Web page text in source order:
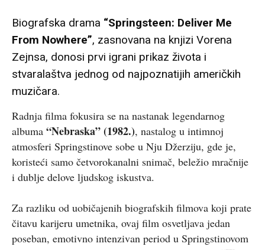
Biografska drama “Springsteen: Deliver Me
From Nowhere”, zasnovana na knjizi Vorena
Zejnsa, donosi prvi igrani prikaz života i
stvaralaštva jednog od najpoznatijih američkih
muzičara.
Radnja filma fokusira se na nastanak legendarnog
albuma “Nebraska” (1982.), nastalog u intimnoj
atmosferi Springstinove sobe u Nju Džerziju, gde je,
koristeći samo četvorokanalni snimač, beležio mračnije
i dublje delove ljudskog iskustva.
Za razliku od uobičajenih biografskih filmova koji prate
čitavu karijeru umetnika, ovaj film osvetljava jedan
poseban, emotivno intenzivan period u Springstinovom